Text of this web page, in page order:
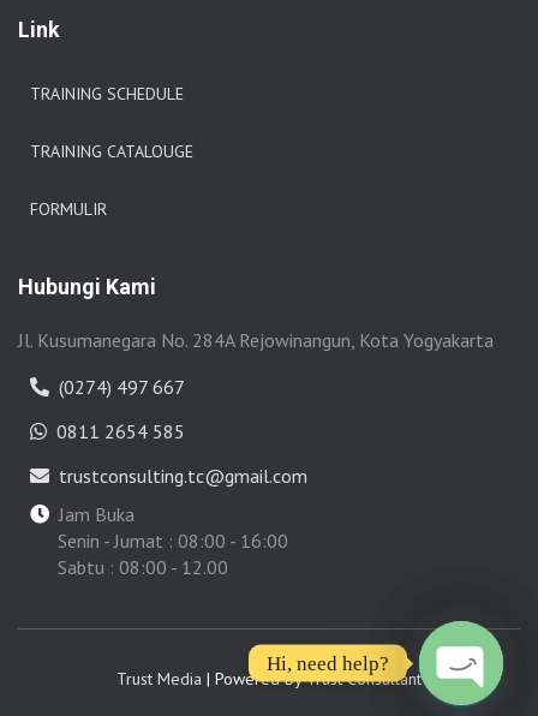
Link
TRAINING SCHEDULE
TRAINING CATALOUGE
FORMULIR
Hubungi Kami
Jl. Kusumanegara No. 284A Rejowinangun, Kota Yogyakarta
(0274) 497 667
0811 2654 585
trustconsulting.tc@gmail.com
Jam Buka
Senin - Jumat : 08:00 - 16:00
Sabtu : 08:00 - 12.00
Trust Media | Powered byTrust Consultant
Hi, need help?